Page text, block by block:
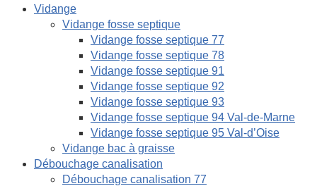
Vidange
Vidange fosse septique
Vidange fosse septique 77
Vidange fosse septique 78
Vidange fosse septique 91
Vidange fosse septique 92
Vidange fosse septique 93
Vidange fosse septique 94 Val-de-Marne
Vidange fosse septique 95 Val-d’Oise
Vidange bac à graisse
Débouchage canalisation
Débouchage canalisation 77